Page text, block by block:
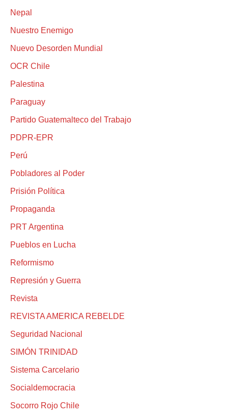
Nepal
Nuestro Enemigo
Nuevo Desorden Mundial
OCR Chile
Palestina
Paraguay
Partido Guatemalteco del Trabajo
PDPR-EPR
Perú
Pobladores al Poder
Prisión Política
Propaganda
PRT Argentina
Pueblos en Lucha
Reformismo
Represión y Guerra
Revista
REVISTA AMERICA REBELDE
Seguridad Nacional
SIMÓN TRINIDAD
Sistema Carcelario
Socialdemocracia
Socorro Rojo Chile